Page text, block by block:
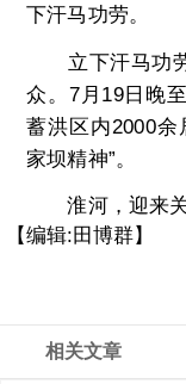
下汗马功劳。
立下汗马功劳
众。7月19日晚
蓄洪区内2000余
家坝精神”。
淮河，迎来关
【编辑:田博群】
相关文章